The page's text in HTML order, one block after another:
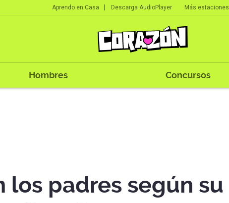
Aprendo en Casa Descarga AudioPlayer Más estaciones
Hombres Concursos
los padres según su